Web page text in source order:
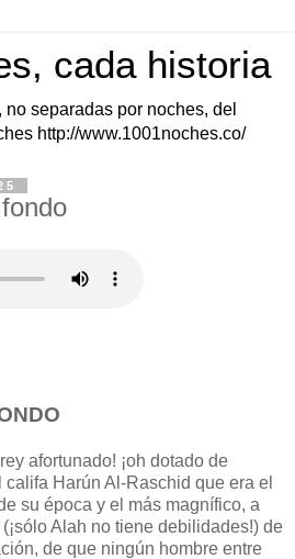
cada historia
separadas por noches, del
http://www.1001noches.co/
afortunado! ¡oh dotado de
Harún Al-Raschid que era el
su época y el más magnífico, a
Alah no tiene debilidades!) de
de que ningún hombre entre